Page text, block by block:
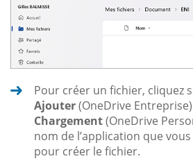
Pour créer un fichier, cliquez
Ajouter(OneDrive
Chargement(OneDrive
nom de l’application que
pour créer le fichier.